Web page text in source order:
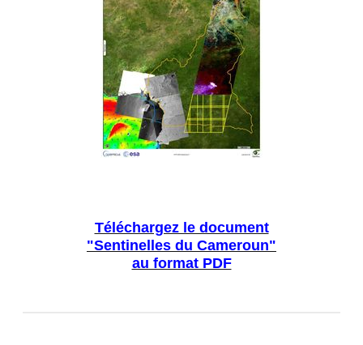
Téléchargez le document
"Sentinelles du Cameroun"
au format PDF